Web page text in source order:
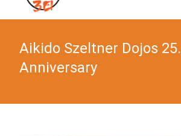
Aikido Szeltner Dojos 25.
Anniversary